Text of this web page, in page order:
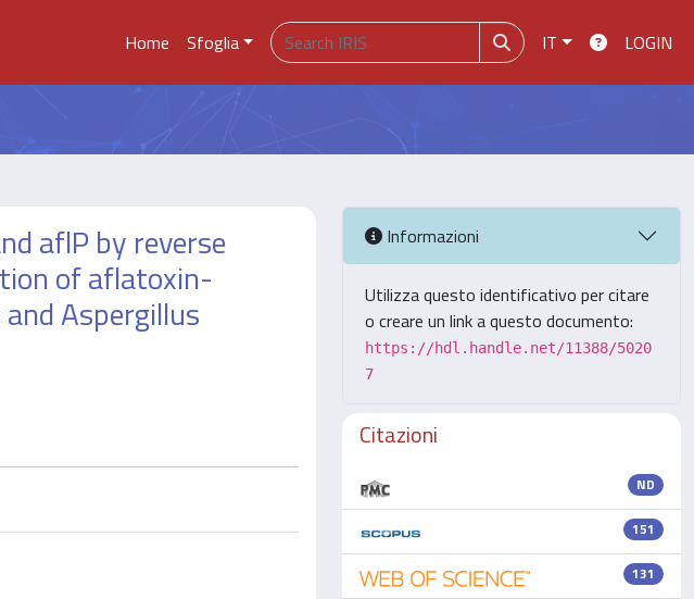
Home Sfoglia IT LOGIN
aflP by reverse
of aflatoxin-
Aspergillus
Informazioni
Utilizza questo identificativo per citare
o creare un link a questo documento:
https://hdl.handle.net/11388/5020
7
Citazioni
ND
151
131